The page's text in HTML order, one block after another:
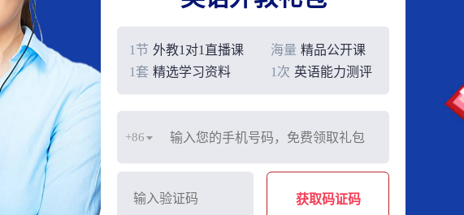
1节 外教1对1直播课 海量 精品公开课
1套 精选学习资料 1次 英语能力测评
+86
获取码证码